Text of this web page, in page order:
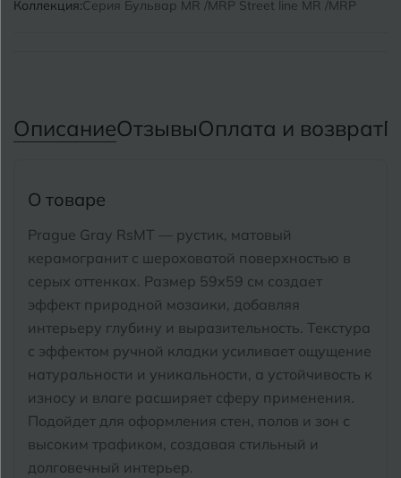
Коллекция:Серия Бульвар MR /MRP Street line MR /MRP
ОписаниеОтзывыОплата и возврат
О товаре
Prague Gray RsMT — рустик, матовый
керамогранит с шероховатой поверхностью в
серых оттенках. Размер 59x59 см создает
эффект природной мозаики, добавляя
интерьеру глубину и выразительность. Текстура
с эффектом ручной кладки усиливает ощущение
натуральности и уникальности, а устойчивость к
износу и влаге расширяет сферу применения.
Подойдет для оформления стен, полов и зон с
высоким трафиком, создавая стильный и
долговечный интерьер.
Екатеринбург
Иваново
Ижевск
Казань
Кемерово
Кострома
Котлас
Тимашевск
Тула
У Улан-Удэ
Ульяновск